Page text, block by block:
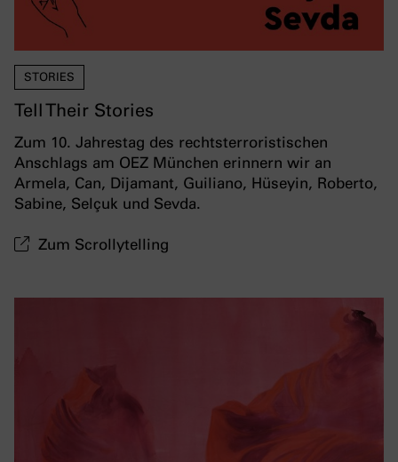
STORIES
Tell Their Stories
Zum 10. Jahrestag des rechtsterroristischen
Anschlags am OEZ München erinnern wir an
Armela, Can, Dijamant, Guiliano, Hüseyin, Roberto,
Sabine, Selçuk und Sevda.
Zum Scrollytelling